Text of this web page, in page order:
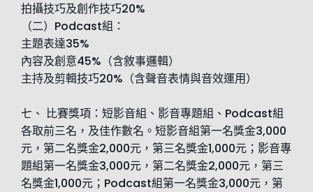
拍攝技巧及創作技巧20%
（二）Podcast組：
主題表達35%
內容及創意45%（含敘事邏輯）
主持及剪輯技巧20%（含聲音表情與音效運用）
七、 比賽獎項：短影音組、影音專題組、Podcast組
各取前三名，及佳作數名。短影音組第一名獎金3,000
元，第二名獎金2,000元，第三名獎金1,000元；影音專
題組第一名獎金3,000元，第二名獎金2,000元，第三
名獎金1,000元；Podcast組第一名獎金3,000元，第